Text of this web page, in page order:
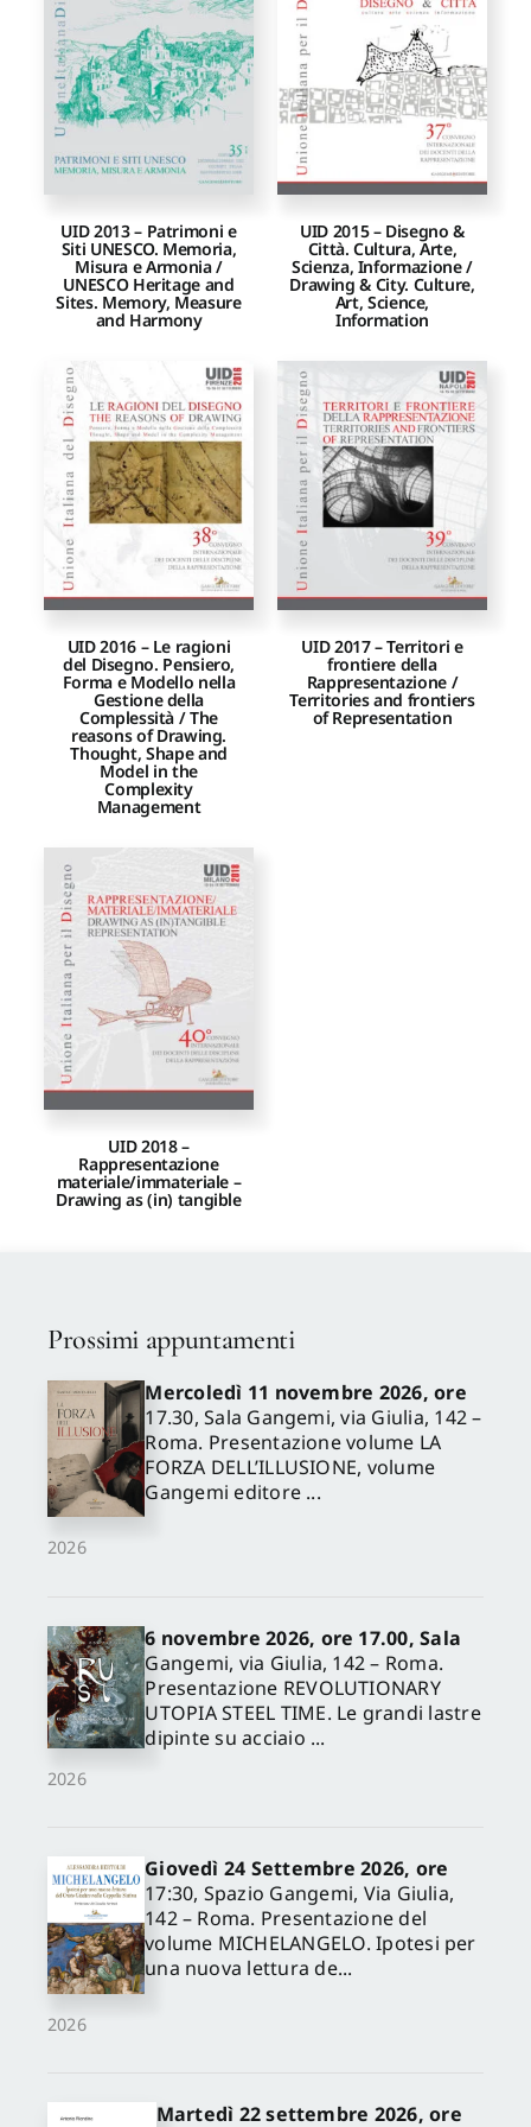
Proposte di pubblicazione
Gangemi Editore
UID 2013 – Patrimoni e
Siti UNESCO. Memoria,
Misura e Armonia /
UNESCO Heritage and
Sites. Memory, Measure
and Harmony
UID 2015 – Disegno &
Città. Cultura, Arte,
Scienza, Informazione /
Drawing & City. Culture,
Art, Science,
Information
UID 2016 – Le ragioni
del Disegno. Pensiero,
Forma e Modello nella
Gestione della
Complessità / The
reasons of Drawing.
Thought, Shape and
Model in the
Complexity
Management
UID 2017 – Territori e
frontiere della
Rappresentazione /
Territories and frontiers
of Representation
UID 2018 –
Rappresentazione
materiale/immateriale –
Drawing as (in) tangible
Prossimi appuntamenti
2026
Mercoledì 11 novembre 2026, ore
17.30, Sala Gangemi, via Giulia, 142 –
Roma. Presentazione volume LA
FORZA DELL’ILLUSIONE, volume
Gangemi editore ...
2026
6 novembre 2026, ore 17.00, Sala
Gangemi, via Giulia, 142 – Roma.
Presentazione REVOLUTIONARY
UTOPIA STEEL TIME. Le grandi lastre
dipinte su acciaio ...
2026
Giovedì 24 Settembre 2026, ore
17:30, Spazio Gangemi, Via Giulia,
142 – Roma. Presentazione del
volume MICHELANGELO. Ipotesi per
una nuova lettura de...
Martedì 22 settembre 2026, ore